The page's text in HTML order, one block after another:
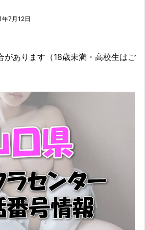
年7月12日
があります（18歳未満・高校生はご